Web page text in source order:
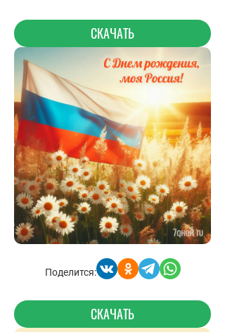
СКАЧАТЬ
Поделится:
СКАЧАТЬ